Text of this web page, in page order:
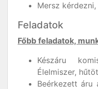
Mersz
Feladatok
Főbb feladatok,
Készáru
Élelmiszer,
Beérkezett áru